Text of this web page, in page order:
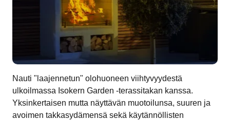
Nauti "laajennetun" olohuoneen viihtyvyydestä
ulkoilmassa Isokern Garden -terassitakan kanssa.
Yksinkertaisen mutta näyttävän muotoilunsa, suuren ja
avoimen takkasydämensä sekä käytännöllisten